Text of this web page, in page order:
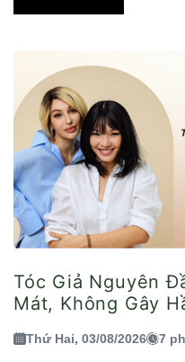
Tóc Giả Nguyên
Mát, Không Gây
Thứ Hai, 03/08/2026 7